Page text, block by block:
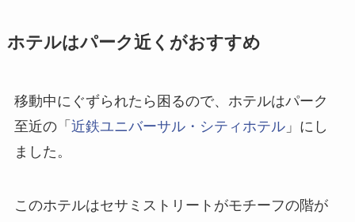
ホテルはパーク近くがおすすめ
移動中にぐずられたら困るので、ホテルはパーク
至近の「 近鉄ユニバーサル・シティホテル」にし
ました。
このホテルはセサミストリートがモチーフの階が